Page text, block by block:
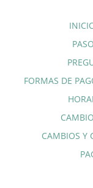
FORMAS DE
CAMBIOS Y